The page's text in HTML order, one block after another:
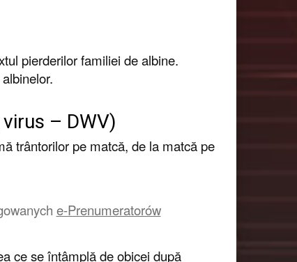
pierderilor familiei de albine.
– DWV)
trântorilor pe matcă, de la matcă pe
e-Prenumeratorów
ce se întâmplă de obicei după